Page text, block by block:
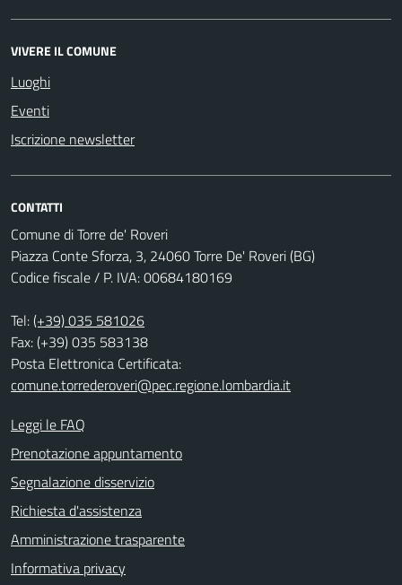
VIVERE IL COMUNE
Luoghi
Eventi
Iscrizione newsletter
CONTATTI
Comune di Torre de' Roveri
Piazza Conte Sforza, 3, 24060 Torre De' Roveri (BG)
Codice fiscale / P. IVA: 00684180169
Tel:(+39) 035 581026
Fax: (+39) 035 583138
Posta Elettronica Certificata:
comune.torrederoveri@pec.regione.lombardia.it
Leggi le FAQ
Prenotazione appuntamento
Segnalazione disservizio
Richiesta d'assistenza
Amministrazione trasparente
Informativa privacy